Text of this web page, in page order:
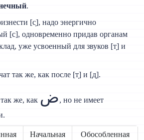
.
[с̣], надо энергично
[с], одновременно придав органам
уже усвоенный для звуков [т̣] и
так же, как после [т̣] и [д̣].
же, как ض, но не имеет
Начальная Обособленная